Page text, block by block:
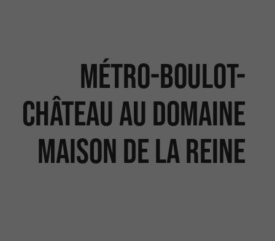
Métro-Boulot-
Château au Domaine
Maison de la Reine